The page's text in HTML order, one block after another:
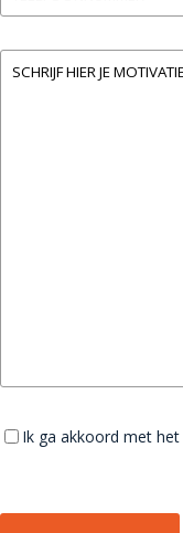
bericht
Instemming (Vereist)
Ik ga akkoord met het